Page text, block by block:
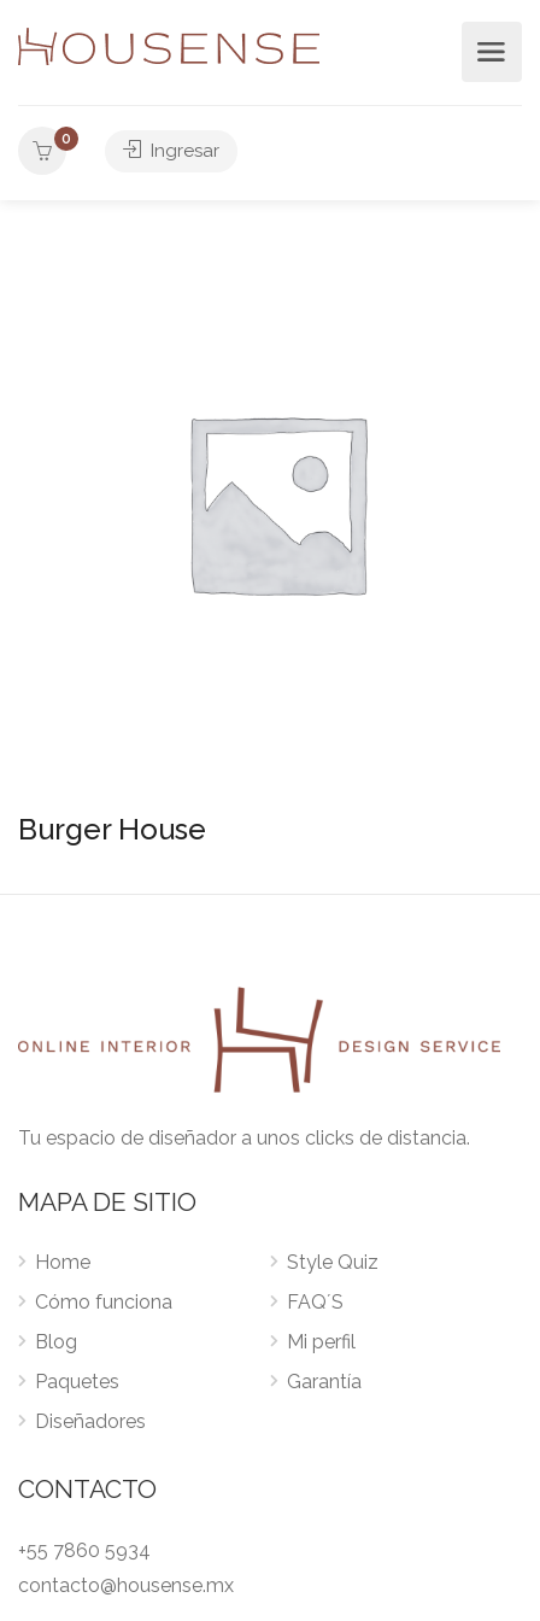
0
Ingresar
Burger House
Tu espacio de diseñador a unos clicks de distancia.
MAPA DE SITIO
Home
Cómo funciona
Blog
Paquetes
Diseñadores
Style Quiz
FAQ´S
Mi perfil
Garantía
CONTACTO
+55 7860 5934
contacto@housense.mx